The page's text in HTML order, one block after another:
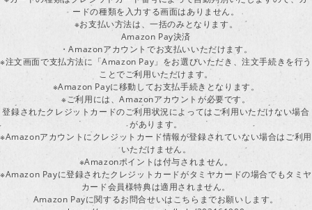
ードの種類を入力する画面はありません。
※お支払い方法は、一括のみとなります。
Amazon Pay決済
・Amazonアカウントでお支払いいただけます。
※注文画面で支払方法に「Amazon Pay」をお選びいただき、注文手続きを行う
ことでご利用いただけます。
※Amazon Payに移動してお支払手続きとなります。
※ご利用には、Amazonアカウントが必要です。
登録されたクレジットカードのご利用状況によってはご利用いただけない場合
があります。
※Amazonアカウントにクレジットカード情報が登録されていない場合はご利用
いただけません。
※Amazonポイントは付与されません。
※Amazon Payに登録されたクレジットカードがタミヤカードの場合でもタミヤ
カード会員様特典は適用されません。
Amazon Payに関するお問合せいはこちらまでお願いします。